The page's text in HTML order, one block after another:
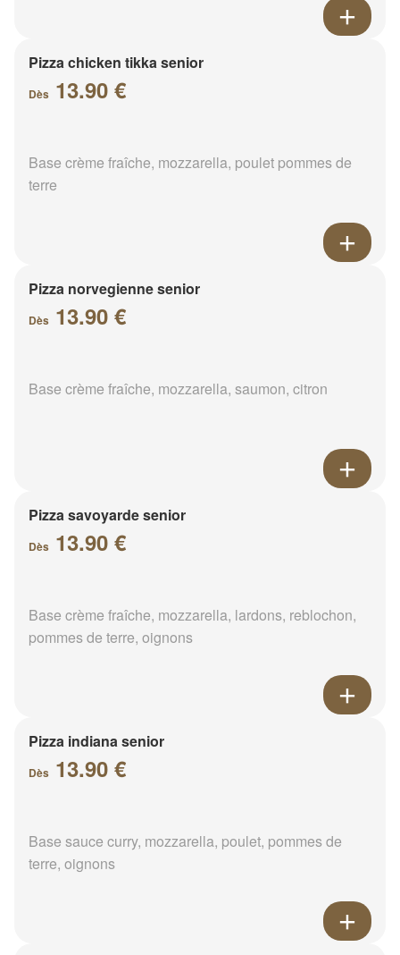
Pizza chicken tikka senior
Dès 13.90 €
Base crème fraîche, mozzarella, poulet pommes de
terre
Pizza norvegienne senior
Dès 13.90 €
Base crème fraîche, mozzarella, saumon, citron
Pizza savoyarde senior
Dès 13.90 €
Base crème fraîche, mozzarella, lardons, reblochon,
pommes de terre, oignons
Pizza indiana senior
Dès 13.90 €
Base sauce curry, mozzarella, poulet, pommes de
terre, oignons